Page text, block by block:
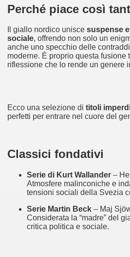
Perché piace così
Il giallo nordico unisce suspense
sociale, offrendo non solo un
anche uno specchio delle
moderne. È proprio questa fusione
riflessione che lo rende un genere
Ecco una selezione di titoli
perfetti per entrare nel cuore del
Classici fondativi
Serie di Kurt Wallander –
Atmosfere malinconiche e
tensioni sociali della Svezia
Serie Martin Beck – Maj
Considerata la “madre” del
critica politica e sociale.